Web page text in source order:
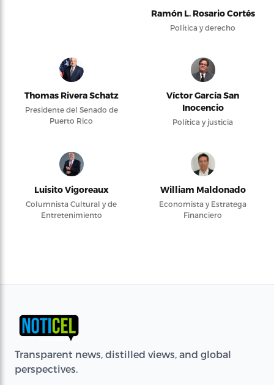
Ramón L. Rosario Cortés
Política y derecho
Thomas Rivera Schatz
Presidente del Senado de
Puerto Rico
Víctor García San
Inocencio
Política y justicia
Luisito Vigoreaux
Columnista Cultural y de
Entretenimiento
William Maldonado
Economista y Estratega
Financiero
Transparent news, distilled views, and global
perspectives.